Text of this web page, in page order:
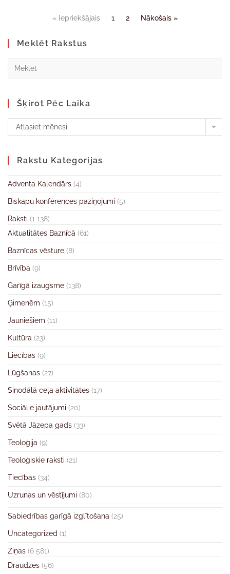
« Iepriekšājais 1 2 Nākošais »
Meklēt Rakstus
Šķirot Pēc Laika
Atlasiet mēnesi
Rakstu Kategorijas
Adventa Kalendārs (4)
Bīskapu konferences paziņojumi (5)
Raksti (1 138)
Aktualitātes Baznīcā (61)
Baznīcas vēsture (8)
Brīvība (9)
Garīgā izaugsme (138)
Ģimenēm (15)
Jauniešiem (11)
Kultūra (23)
Liecības (9)
Lūgšanas (27)
Sinodālā ceļa aktivitātes (17)
Sociālie jautājumi (20)
Svētā Jāzepa gads (33)
Teoloģija (9)
Teoloģiskie raksti (21)
Tiecības (34)
Uzrunas un vēstījumi (80)
Sabiedrības garīgā izglītošana (25)
Uncategorized (1)
Ziņas (6 581)
Draudzēs (56)